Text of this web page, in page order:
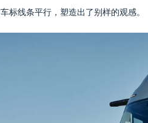
标线条平行，塑造出了别样的观感。